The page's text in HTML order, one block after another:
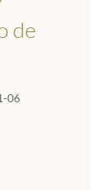
de
06